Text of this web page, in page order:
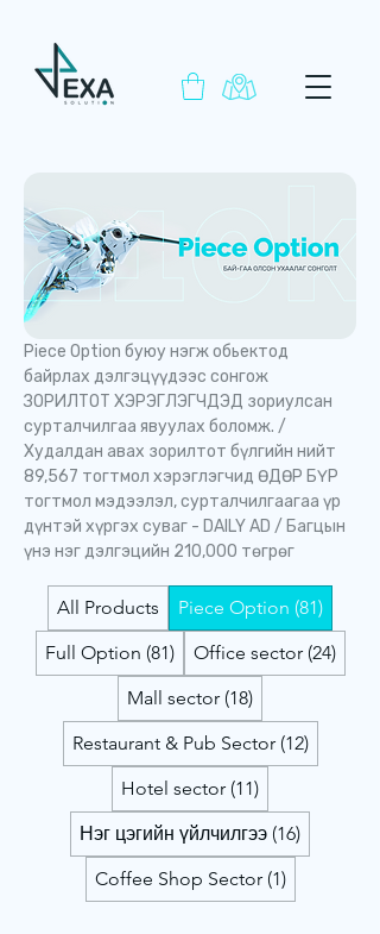
Piece Option буюу нэгж обьектод
байрлах дэлгэцүүдээс сонгож
ЗОРИЛТОТ ХЭРЭГЛЭГЧДЭД зориулсан
сурталчилгаа явуулах боломж. /
Худалдан авах зорилтот бүлгийн нийт
89,567 тогтмол хэрэглэгчид ӨДӨР БҮР
тогтмол мэдээлэл, сурталчилгаагаа үр
дүнтэй хүргэх суваг - DAILY AD / Багцын
үнэ нэг дэлгэцийн 210,000 төгрөг
All Products
Piece Option (81)
Full Option (81)
Office sector (24)
Mall sector (18)
Restaurant & Pub Sector (12)
Hotel sector (11)
Нэг цэгийн үйлчилгээ (16)
Coffee Shop Sector (1)